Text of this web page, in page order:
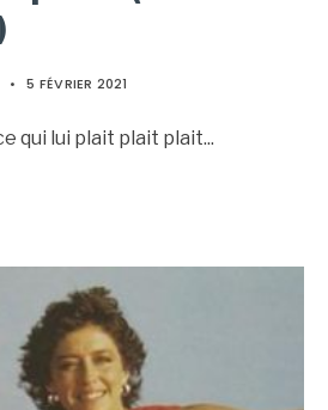
• 5 FÉVRIER 2021
qui lui plait plait plait...